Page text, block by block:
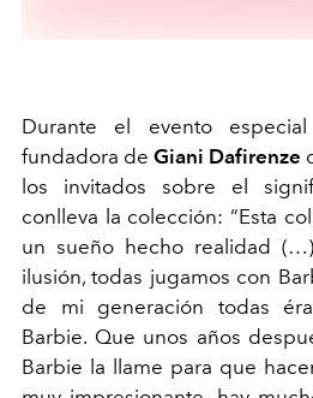
Durante el evento
fundadora de Giani Dafirenze
los invitados sobre el
conlleva la colección: “Esta
un sueño hecho realidad
ilusión, todas jugamos con
de mi generación todas
Barbie. Que unos años
Barbie la llame para que